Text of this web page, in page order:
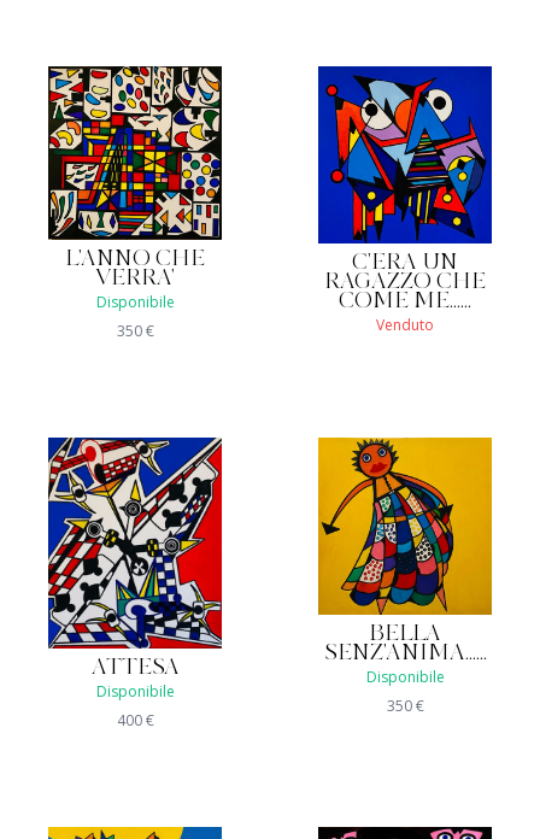
L'ANNO CHE
VERRA'
Disponibile
350€
C'ERA UN
RAGAZZO CHE
COME ME......
Venduto
ATTESA
Disponibile
400€
BELLA
SENZ'ANIMA......
Disponibile
350€